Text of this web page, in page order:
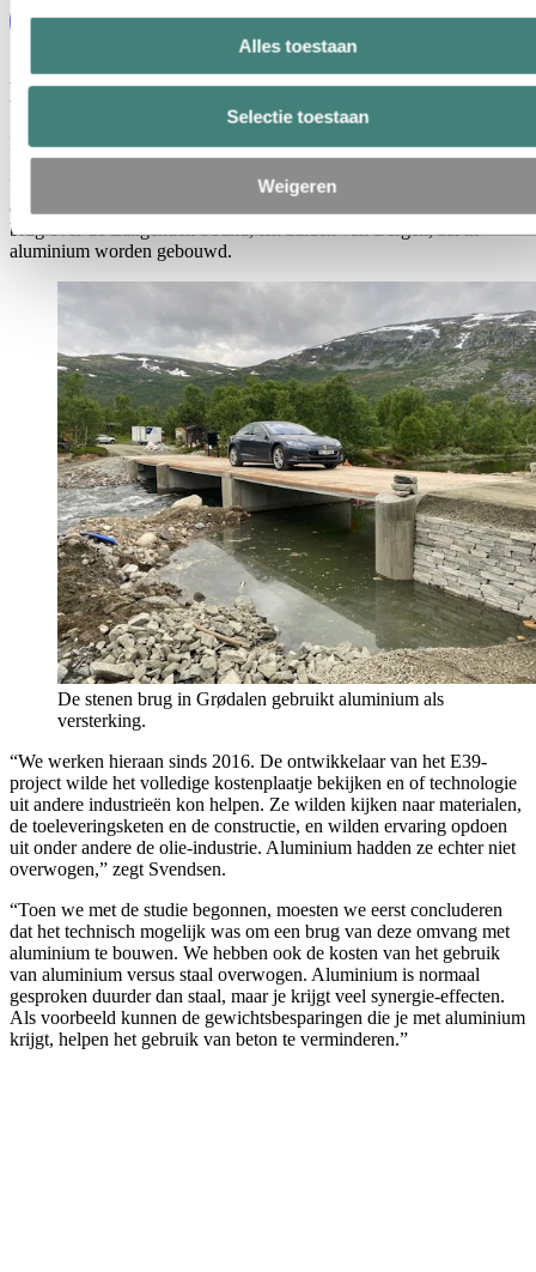
Alles toestaan
Selectie toestaan
Weigeren
Megaproject met aluminium als kern
De Langenuen-brug is misschien wel het meest opwindende project
in ontwikkeling. Het maakt deel uit van het ambitieuze Fergefri
E39-project van Noorwegen, dat is ontworpen om een soepelere en
efficiëntere reisroute langs de westkust van het land te bieden. De
brug over de Langenuen Sound, ten zuiden van Bergen, zal in
aluminium worden gebouwd.
De stenen brug in Grødalen gebruikt aluminium als
versterking.
“We werken hieraan sinds 2016. De ontwikkelaar van het E39-
project wilde het volledige kostenplaatje bekijken en of technologie
uit andere industrieën kon helpen. Ze wilden kijken naar materialen,
de toeleveringsketen en de constructie, en wilden ervaring opdoen
uit onder andere de olie-industrie. Aluminium hadden ze echter niet
overwogen,” zegt Svendsen.
“Toen we met de studie begonnen, moesten we eerst concluderen
dat het technisch mogelijk was om een brug van deze omvang met
aluminium te bouwen. We hebben ook de kosten van het gebruik
van aluminium versus staal overwogen. Aluminium is normaal
gesproken duurder dan staal, maar je krijgt veel synergie-effecten.
Als voorbeeld kunnen de gewichtsbesparingen die je met aluminium
krijgt, helpen het gebruik van beton te verminderen.”